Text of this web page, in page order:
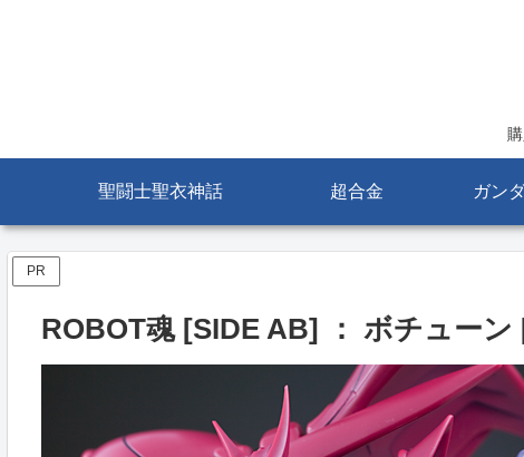
聖闘士聖衣神話 超合金 ガン
PR
ROBOT魂 [SIDE AB] ： ボチュー